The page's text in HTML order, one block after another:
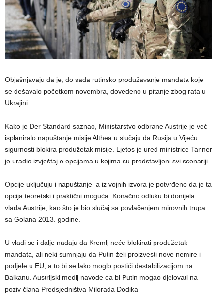
Objašnjavaju da je, do sada rutinsko produžavanje mandata koje
se dešavalo početkom novembra, dovedeno u pitanje zbog rata u
Ukrajini.
Kako je Der Standard saznao, Ministarstvo odbrane Austrije je već
isplaniralo napuštanje misije Althea u slučaju da Rusija u Vijeću
sigurnosti blokira produžetak misije. Ljetos je ured ministrice Tanner
je uradio izvještaj o opcijama u kojima su predstavljeni svi scenariji.
Opcije uključuju i napuštanje, a iz vojnih izvora je potvrđeno da je ta
opcija teoretski i praktični moguća. Konačno odluku bi donijela
vlada Austrije, kao što je bio slučaj sa povlačenjem mirovnih trupa
sa Golana 2013. godine.
U vladi se i dalje nadaju da Kremlj neće blokirati produžetak
mandata, ali neki sumnjaju da Putin želi proizvesti nove nemire i
podjele u EU, a to bi se lako moglo postići destabilizacijom na
Balkanu. Austrijski medij navode da bi Putin mogao djelovati na
poziv člana Predsjedništva Milorada Dodika.